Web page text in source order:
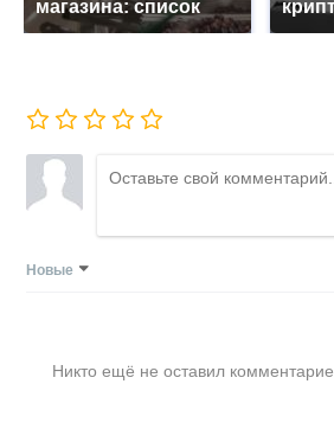
магазина: список
Новые
Никто ещё не оставил